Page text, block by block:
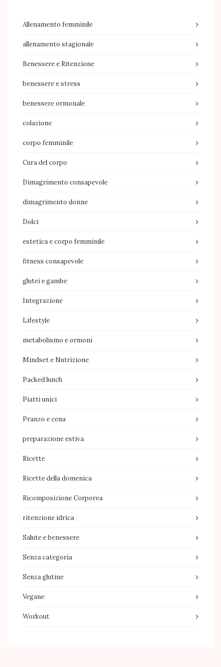
Allenamento femminile
allenamento stagionale
Benessere e Ritenzione
benessere e stress
benessere ormonale
colazione
corpo femminile
Cura del corpo
Dimagrimento consapevole
dimagrimento donne
Dolci
estetica e corpo femminile
fitness consapevole
glutei e gambe
Integrazione
Lifestyle
metabolismo e ormoni
Mindset e Nutrizione
Packed lunch
Piatti unici
Pranzo e cena
preparazione estiva
Ricette
Ricette della domenica
Ricomposizione Corporea
ritenzione idrica
Salute e benessere
Senza categoria
Senza glutine
Vegane
Workout